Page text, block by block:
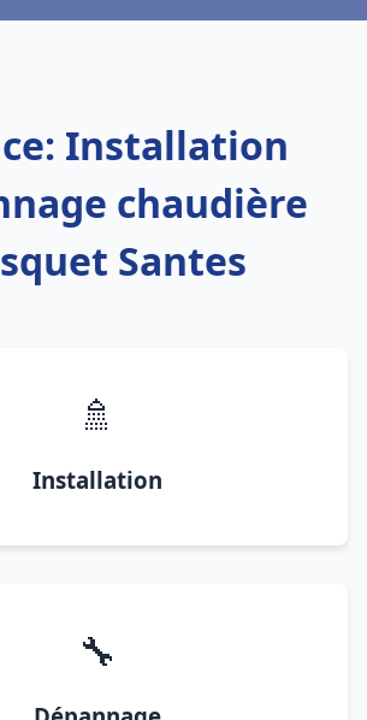
Installation
chaudière
Santes
🚿
Installation
🔧